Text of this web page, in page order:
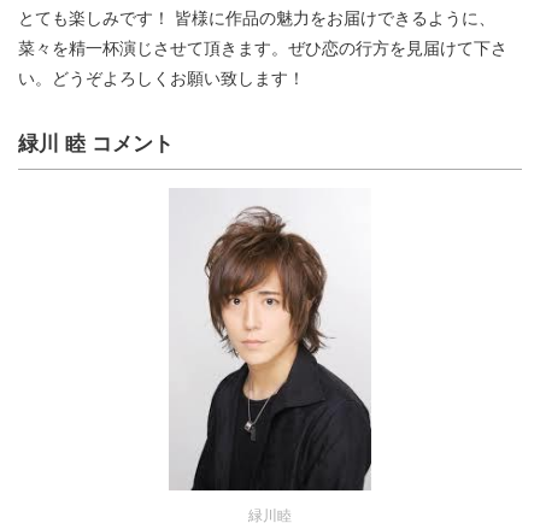
とても楽しみです！ 皆様に作品の魅力をお届けできるように、
菜々を精一杯演じさせて頂きます。ぜひ恋の行方を見届けて下さ
い。どうぞよろしくお願い致します！
緑川 睦 コメント
緑川睦